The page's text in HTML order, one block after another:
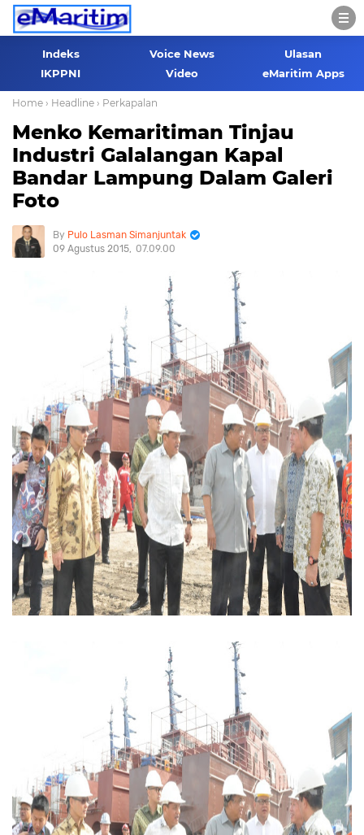
Indeks Voice News
Ulasan
IKPPNI
Video eMaritim Apps
Home › Headline › Perkapalan
Menko Kemaritiman Tinjau
Industri Galalangan Kapal
Bandar Lampung Dalam Galeri
Foto
Pulo Lasman Simanjuntak
09 Agustus 2015 07.09.00